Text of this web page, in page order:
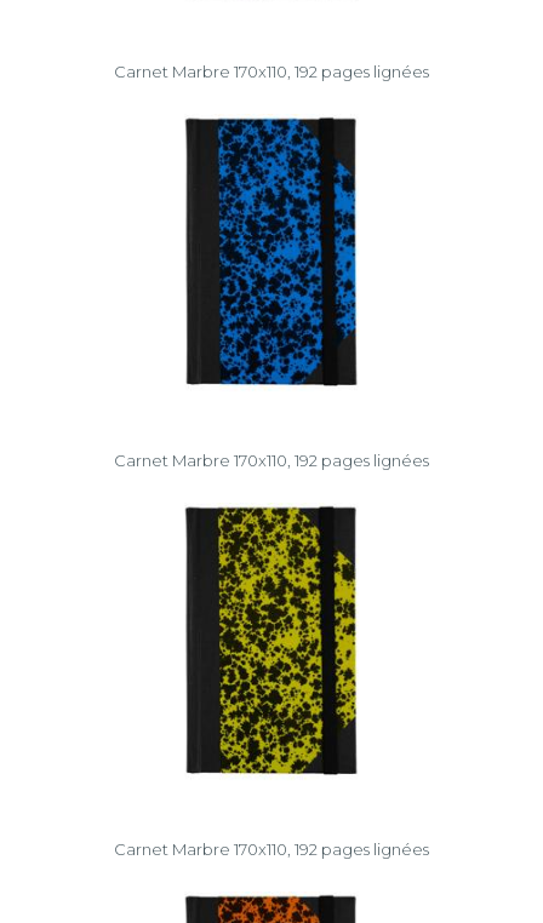
Carnet Marbre 170x110, 192 pages lignées
Carnet Marbre 170x110, 192 pages lignées
Carnet Marbre 170x110, 192 pages lignées